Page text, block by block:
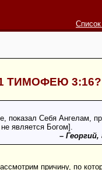
ТИМОФЕЮ 3:16?
Себя Ангелам,
является Богом].
– Георгий,
причину, по